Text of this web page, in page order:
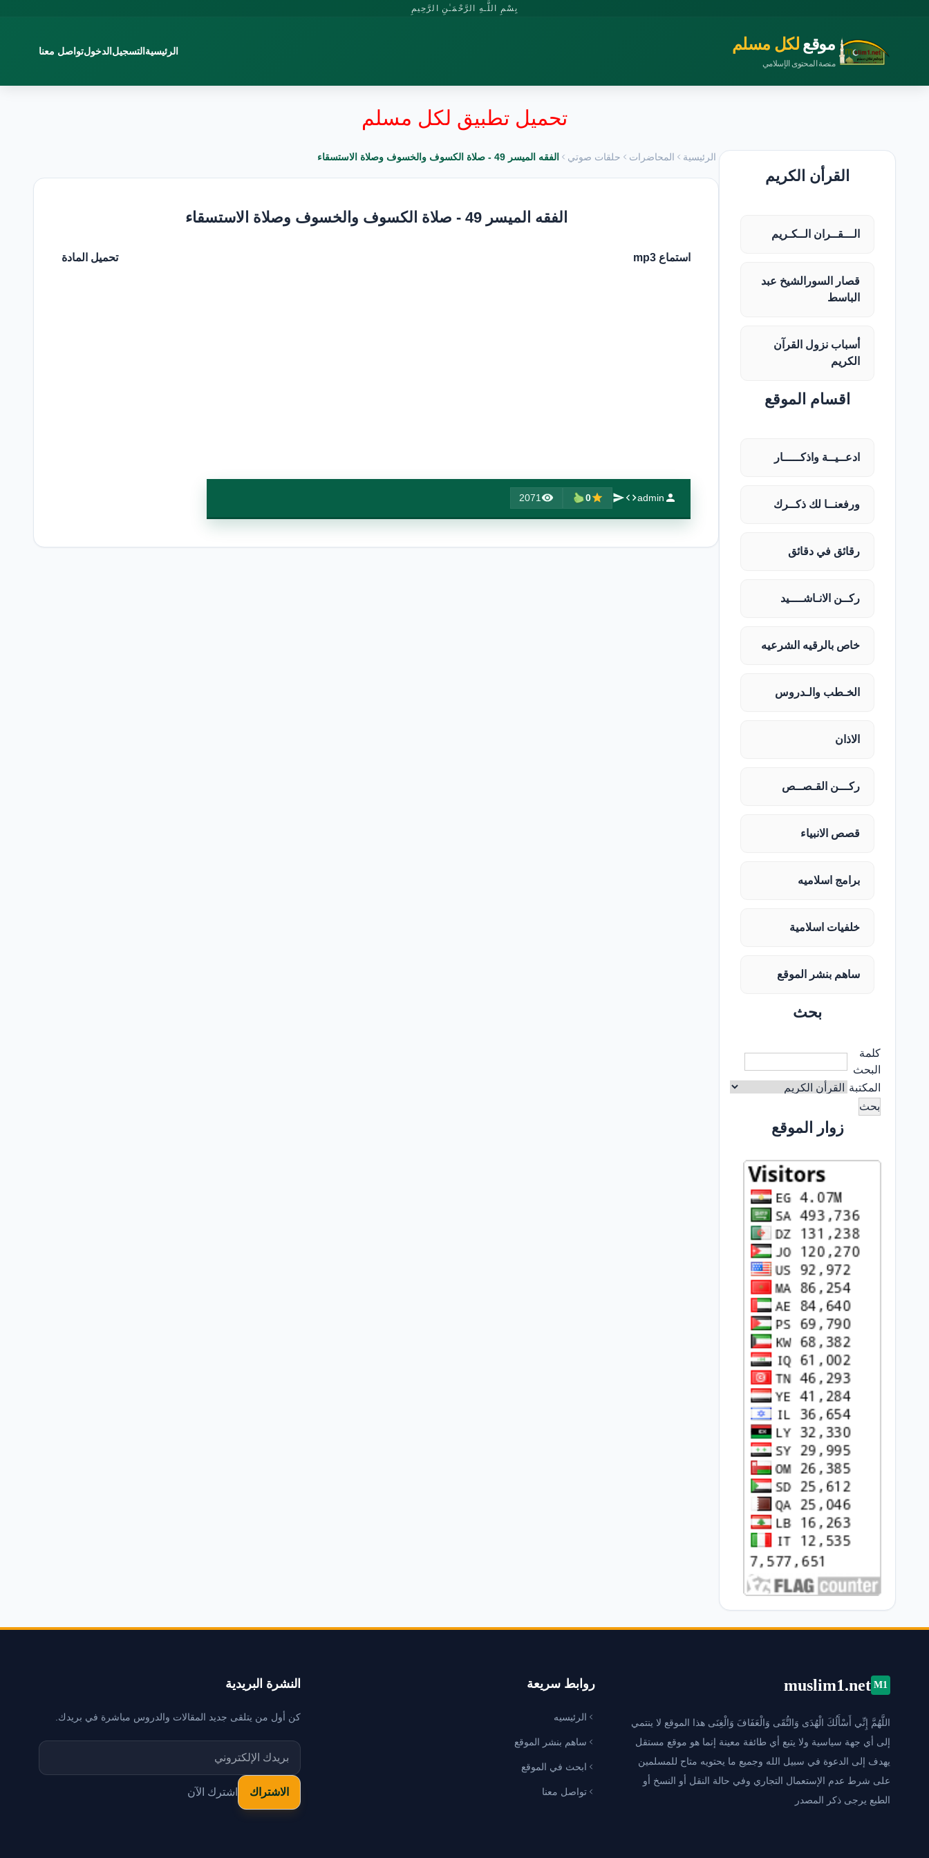
بِسْمِ اللَّـهِ الرَّحْمَـٰنِ الرَّحِيمِ
موقع لكل مسلم
منصة المحتوى الإسلامي
الرئيسية التسجيل الدخولتواصل معنا
تحميل تطبيق لكل مسلم
القرأن الكريم
الـــقــران الــكـريم
قصار السورالشيخ عبد
الباسط
أسباب نزول القرآن
الكريم
اقسام الموقع
ادعــيــة واذكـــــار
ورفعنــا لك ذكــرك
رقائق في دقائق
ركــن الانـاشــــيد
خاص بالرقيه الشرعيه
الخـطب والـدروس
الاذان
ركـــن القـصــص
قصص الانبياء
برامج اسلاميه
خلفيات اسلامية
ساهم بنشر الموقع
بحث
كلمة
البحث
المكتبة
زوار الموقع
الرئيسية المحاضرات حلقات صوتي الفقه الميسر 49 - صلاة الكسوف والخسوف وصلاة الاستسقاء
الفقه الميسر 49 - صلاة الكسوف والخسوف وصلاة الاستسقاء
استماع mp3 تحميل المادة
admin
0
2071
M1
muslim1.net
اللَّهُمَّ إِنِّي أَسْأَلُكَ الْهُدَى وَالتُّقَى وَالْعَفَافَ وَالْغِنَى هذا الموقع لا ينتمي
إلى أي جهة سياسية ولا يتبع أي طائفة معينة إنما هو موقع مستقل
يهدف إلى الدعوة في سبيل الله وجميع ما يحتويه متاح للمسلمين
على شرط عدم الإستعمال التجاري وفي حالة النقل أو النسخ أو
الطبع يرجى ذكر المصدر
روابط سريعة
الرئيسيه
ساهم بنشر الموقع
ابحث في الموقع
تواصل معنا
النشرة البريدية
كن أول من يتلقى جديد المقالات والدروس مباشرة في بريدك.
اشترك الآن